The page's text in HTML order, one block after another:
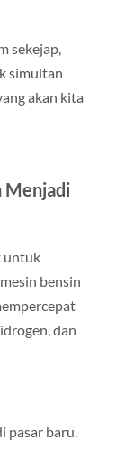
sekejap,
simultan
akan kita
Menjadi
untuk
bensin
dan
pasar baru.